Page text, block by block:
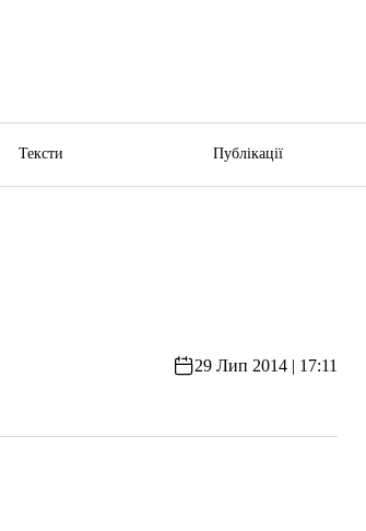
Тексти Публікації
29 Лип 2014 | 17:11